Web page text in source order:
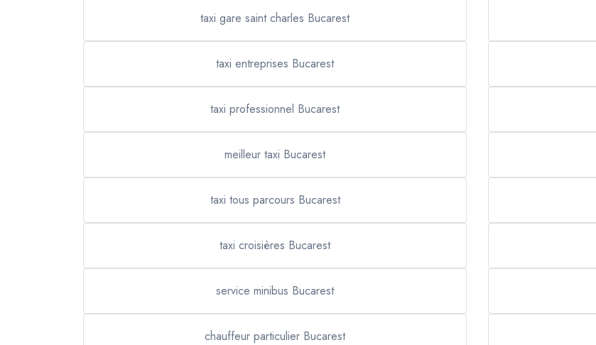
taxi gare saint charles Bucarest
taxi entreprises Bucarest
taxi professionnel Bucarest
meilleur taxi Bucarest
taxi tous parcours Bucarest
taxi croisières Bucarest
service minibus Bucarest
chauffeur particulier Bucarest